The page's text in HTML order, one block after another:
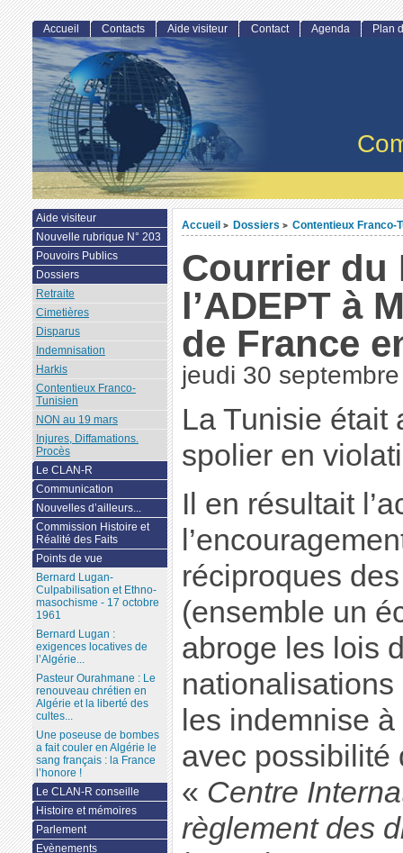
Accueil > Dossiers > Contentieux Franco-
Courrier du
l’ADEPT à
de France
jeudi 30
La Tunisie était
spolier en
Il en résultait
réciproques
(ensemble un
abroge les lois
les indemnise
avec possibilité
« Centre
règlement des
Accueil Contacts Aide visiteur Contact Agenda Plan
Aide visiteur
Nouvelle rubrique N° 203
Pouvoirs Publics
Dossiers
Retraite
Cimetières
Disparus
Indemnisation
Harkis
Contentieux Franco-
Tunisien
NON au 19 mars
Injures, Diffamations.
Procès
Le CLAN-R
Communication
Nouvelles d’ailleurs...
Commission Histoire et
Réalité des Faits
Points de vue
Bernard Lugan-
Culpabilisation et Ethno-
masochisme - 17 octobre
1961
Bernard Lugan :
exigences locatives de
l’Algérie...
Pasteur Ourahmane : Le
renouveau chrétien en
Algérie et la liberté des
cultes...
Une poseuse de bombes
a fait couler en Algérie le
sang français : la France
l’honore !
Le CLAN-R conseille
Histoire et mémoires
Parlement
Evènements